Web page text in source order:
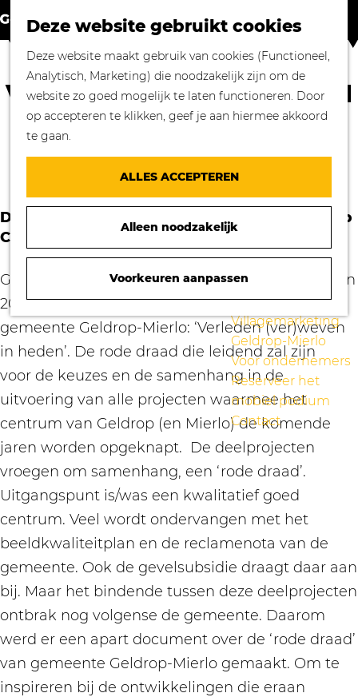
Deze website gebruikt cookies
Deze website maakt gebruik van cookies (Functioneel,
Analytisch, Marketing) die noodzakelijk zijn om de
website zo goed mogelijk te laten functioneren. Door
op accepteren te klikken, geef je aan hiermee akkoord
te gaan.
ALLES ACCEPTEREN
Alleen noodzakelijk
Voorkeuren aanpassen
n
h
o
p
a
g
e
K
a
r
t
Z
o
e
k
e
n
e
n
u
Geldrop-Mierlo
genieten
Overnachten in
Geldrop-Mierlo
Genieten van
Blogs
Agenda
Over ons
gezocht!
Nieuws
Stichting
Villagemarketing
Geldrop-Mierlo
Voor ondernemers
Reserveer het
mobiel podium
Contact
VERLEDEN (VER)WEVEN IN
HEDEN
13 juli 2019 | | |
De rode draad voor de inrichting van Geldrop
Centrum
Graag vertellen wij je hier het verhaal waar het in
2016 allemaal mee is begonnen door de
gemeente Geldrop-Mierlo: ‘Verleden (ver)weven
in heden’. De rode draad die leidend zal zijn
voor de keuzes en de samenhang in de
uitvoering van alle projecten waarmee het
centrum van Geldrop (en Mierlo) de komende
jaren worden opgeknapt. De deelprojecten
vroegen om samenhang, een ‘rode draad’.
Uitgangspunt is/was een kwalitatief goed
centrum. Veel wordt ondervangen met het
beeldkwaliteitplan en de reclamenota van de
gemeente. Ook de gevelsubsidie draagt daar aan
bij. Maar het bindende tussen deze deelprojecten
ontbrak nog volgense de gemeente. Daarom
werd er een apart document over de ‘rode draad’
van gemeente Geldrop-Mierlo gemaakt. Om te
inspireren bij de ontwikkelingen die eraan